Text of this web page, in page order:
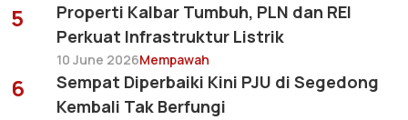
5
Properti Kalbar Tumbuh, PLN dan REI
Perkuat Infrastruktur Listrik
10 June 2026Mempawah
6
Sempat Diperbaiki Kini PJU di Segedong
Kembali Tak Berfungi